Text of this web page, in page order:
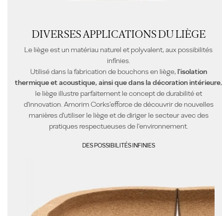
DIVERSES APPLICATIONS DU LIÈGE
Le liège est un matériau naturel et polyvalent,aux possibilités
infinies.
Utilisé dans lafabrication de bouchons en liège,l'isolation
thermique et acoustique, ainsi que dans la décoration intérieure,
le liègeillustre parfaitement le concept de durabilité et
d'innovation. Amorim Corks'efforce de découvrirde nouvelles
manièresd'utiliser le liègeet de diriger le secteur avec des
pratiques respectueuses de l'environnement.
DES POSSIBILITÉS INFINIES